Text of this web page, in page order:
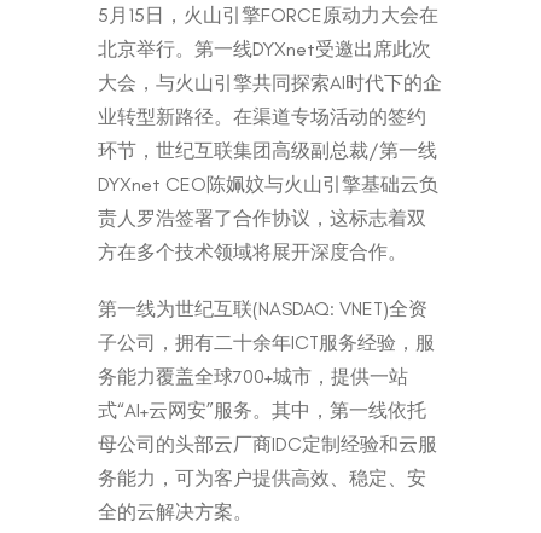
5月15日，火山引擎FORCE原动力大会在
北京举行。第一线DYXnet受邀出席此次
大会，与火山引擎共同探索AI时代下的企
业转型新路径。在渠道专场活动的签约
环节，世纪互联集团高级副总裁/第一线
DYXnet CEO陈姵妏与火山引擎基础云负
责人罗浩签署了合作协议，这标志着双
方在多个技术领域将展开深度合作。
第一线为世纪互联(NASDAQ: VNET)全资
子公司，拥有二十余年ICT服务经验，服
务能力覆盖全球700+城市，提供一站
式“AI+云网安”服务。其中，第一线依托
母公司的头部云厂商IDC定制经验和云服
务能力，可为客户提供高效、稳定、安
全的云解决方案。